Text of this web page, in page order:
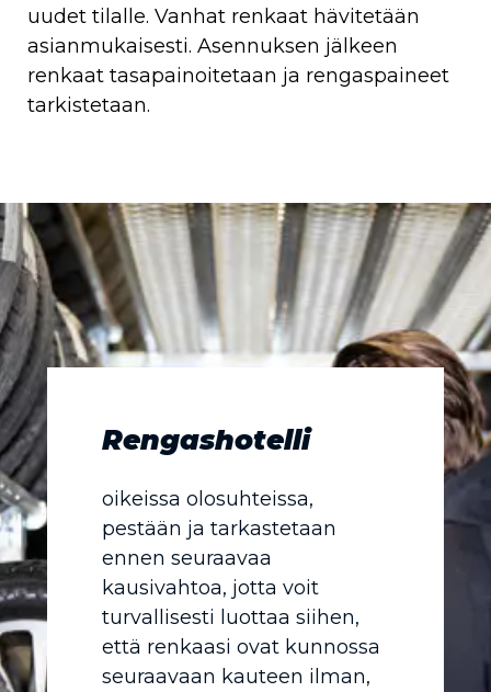
uudet tilalle. Vanhat renkaat hävitetään
asianmukaisesti. Asennuksen jälkeen
renkaat tasapainoitetaan ja rengaspaineet
tarkistetaan.
Rengashotelli
oikeissa olosuhteissa,
pestään ja tarkastetaan
ennen seuraavaa
kausivahtoa, jotta voit
turvallisesti luottaa siihen,
että renkaasi ovat kunnossa
seuraavaan kauteen ilman,